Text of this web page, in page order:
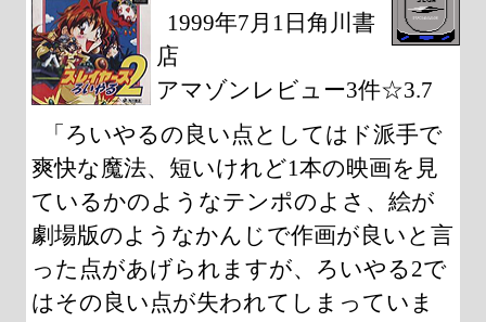
1999年7月1日角川書
店
アマゾンレビュー3件☆3.7
「ろいやるの良い点としてはド派手で
爽快な魔法、短いけれど1本の映画を見
ているかのようなテンポのよさ、絵が
劇場版のようなかんじで作画が良いと言
った点があげられますが、ろいやる2で
はその良い点が失われてしまっていま